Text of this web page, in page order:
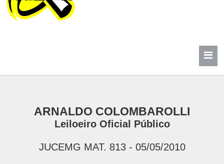
ARNALDO COLOMBAROLLI
Leiloeiro Oficial Público
JUCEMG MAT. 813 - 05/05/2010